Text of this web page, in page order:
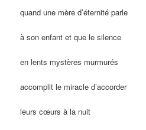
quand une mère d’éternité parle
à son enfant et que le silence
en lents mystères murmurés
accomplit le miracle d’accorder
leurs cœurs à la nuit